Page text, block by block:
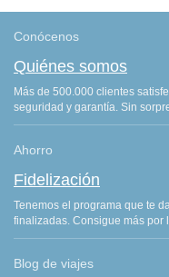
Conócenos
Quiénes somos
Más de 500.000 clientes
seguridad y garantía. Sin
Ahorro
Fidelización
Tenemos el programa que te
finalizadas. Consigue más por
Blog de viajes